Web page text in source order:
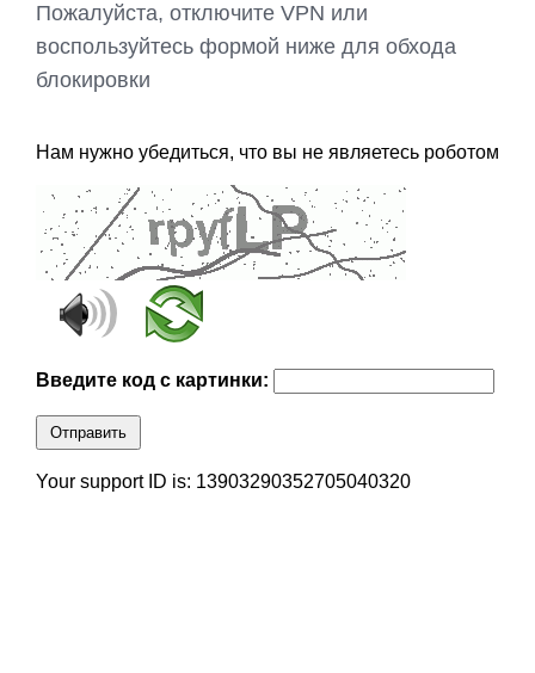
Пожалуйста, отключите VPN или
воспользуйтесь формой ниже для обхода
блокировки
Нам нужно убедиться, что вы не являетесь роботом
Введите код с картинки:
Отправить
Your support ID is: 13903290352705040320